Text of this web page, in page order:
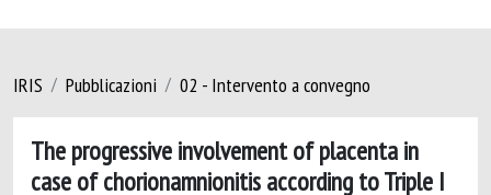
IRIS Pubblicazioni 02 - Intervento a convegno
The progressive involvement of placenta in
case of chorionamnionitis according to Triple I